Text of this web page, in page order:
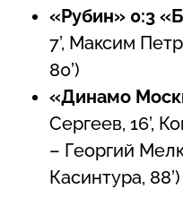
«Рубин» 0:3
7’, Максим
80’)
«Динамо
Сергеев, 16’,
– Георгий
Касинтура, 88’)